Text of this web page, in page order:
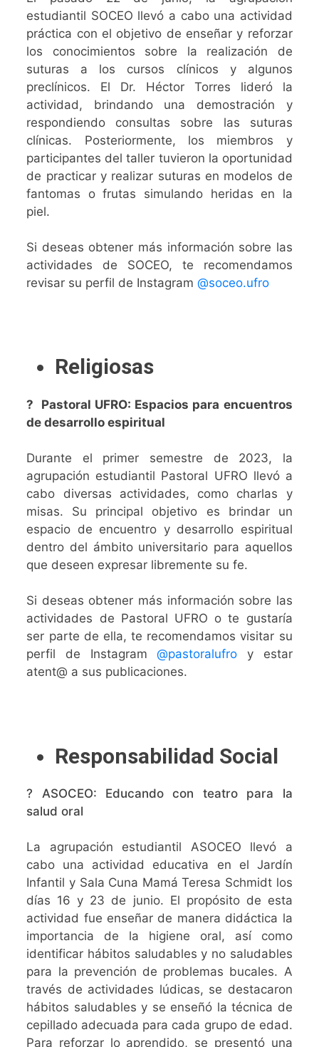
estudiantil SOCEO llevó a cabo una actividad
práctica con el objetivo de enseñar y reforzar
los conocimientos sobre la realización de
suturas a los cursos clínicos y algunos
preclínicos. El Dr. Héctor Torres lideró la
actividad, brindando una demostración y
respondiendo consultas sobre las suturas
clínicas. Posteriormente, los miembros y
participantes del taller tuvieron la oportunidad
de practicar y realizar suturas en modelos de
fantomas o frutas simulando heridas en la
piel.
Si deseas obtener más información sobre las
actividades de SOCEO, te recomendamos
revisar su perfil de Instagram@soceo.ufro
Religiosas
? Pastoral UFRO: Espacios para encuentros
de desarrollo espiritual
Durante el primer semestre de 2023, la
agrupación estudiantil Pastoral UFRO llevó a
cabo diversas actividades, como charlas y
misas. Su principal objetivo es brindar un
espacio de encuentro y desarrollo espiritual
dentro del ámbito universitario para aquellos
que deseen expresar libremente su fe.
Si deseas obtener más información sobre las
actividades de Pastoral UFRO o te gustaría
ser parte de ella, te recomendamos visitar su
perfil de Instagram@pastoralufro y estar
atent@ a sus publicaciones.
Responsabilidad Social
? ASOCEO: Educando con teatro para la
salud oral
La agrupación estudiantil ASOCEO llevó a
cabo una actividad educativa en el Jardín
Infantil y Sala Cuna Mamá Teresa Schmidt los
días 16 y 23 de junio. El propósito de esta
actividad fue enseñar de manera didáctica la
importancia de la higiene oral, así como
identificar hábitos saludables y no saludables
para la prevención de problemas bucales. A
través de actividades lúdicas, se destacaron
hábitos saludables y se enseñó la técnica de
cepillado adecuada para cada grupo de edad.
Para reforzar lo aprendido, se presentó una